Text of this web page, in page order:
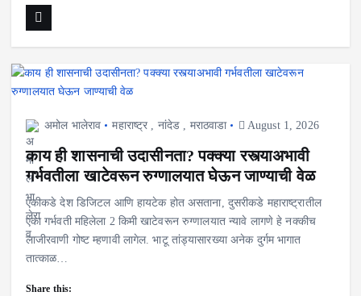
अमोल भालेराव महाराष्ट्र , नांदेड , मराठवाडा August 1, 2026
काय ही शासनाची उदासीनता? पक्क्या रस्त्याअभावी
गर्भवतीला खाटेवरून रुग्णालयात घेऊन जाण्याची वेळ
एकीकडे देश डिजिटल आणि हायटेक होत असताना, दुसरीकडे महाराष्ट्रातील
एका गर्भवती महिलेला 2 किमी खाटेवरून रुग्णालयात न्यावे लागणे हे नक्कीच
लाजीरवाणी गोष्ट म्हणावी लागेल. भाटू तांड्यासारख्या अनेक दुर्गम भागात
तात्काळ…
Share this: